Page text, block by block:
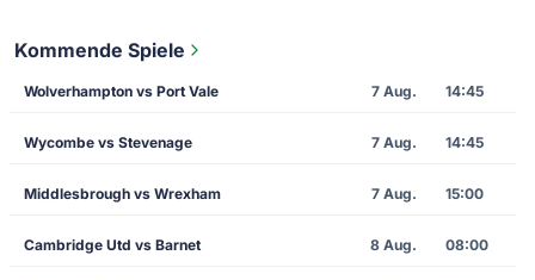
Kommende Spiele
Wolverhampton vs Port Vale 7 Aug. 14:45
Wycombe vs Stevenage 7 Aug. 14:45
Middlesbrough vs Wrexham 7 Aug. 15:00
Cambridge Utd vs Barnet 8 Aug. 08:00